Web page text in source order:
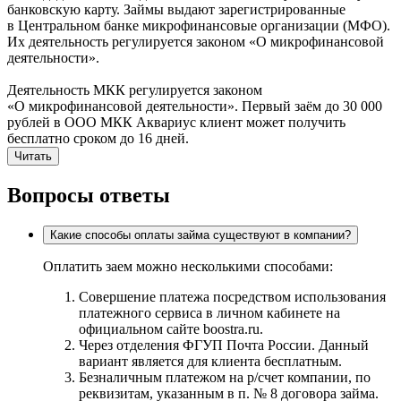
банковскую карту. Займы выдают зарегистрированные
в Центральном банке микрофинансовые организации (МФО).
Их деятельность регулируется законом «О микрофинансовой
деятельности».
Деятельность МКК регулируется законом
«О микрофинансовой деятельности». Первый заём до 30 000
рублей в ООО МКК Аквариус клиент может получить
бесплатно сроком до 16 дней.
Читать
Вопросы ответы
Какие способы оплаты займа существуют в компании?
Оплатить заем можно несколькими способами:
Совершение платежа посредством использования
платежного сервиса в личном кабинете на
официальном сайте boostra.ru.
Через отделения ФГУП Почта России. Данный
вариант является для клиента бесплатным.
Безналичным платежом на р/счет компании, по
реквизитам, указанным в п. № 8 договора займа.